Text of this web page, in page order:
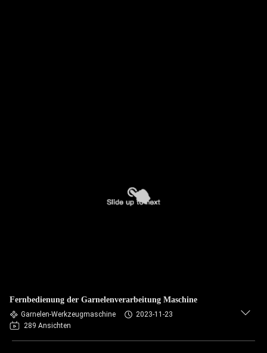
Fernbedienung der Garnelenverarbeitung Maschine
Garnelen-Werkzeugmaschine
2023-11-23
289 Ansichten